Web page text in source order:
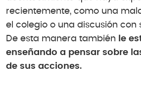
recientemente, como una
el colegio o una discusión con
De esta manera también le
enseñando a pensar sobre
de sus acciones.